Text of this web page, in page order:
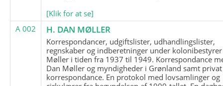
[Klik for at se]
A 002
H. DAN MØLLER
Korrespondancer, udgiftslister, udhandlingslister,
regnskaber og indberetninger under
Møller i tiden fra 1937 til 1949. Korrespondance
Dan Møller og myndigheder i Grønland samt privat
korrespondance. En protokol med lovsamlinger og